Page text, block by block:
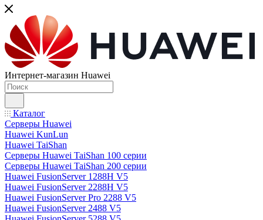
Интернет-магазин Huawei
Каталог
Серверы Huawei
Huawei KunLun
Huawei TaiShan
Серверы Huawei TaiShan 100 серии
Серверы Huawei TaiShan 200 серии
Huawei FusionServer 1288H V5
Huawei FusionServer 2288H V5
Huawei FusionServer Pro 2288 V5
Huawei FusionServer 2488 V5